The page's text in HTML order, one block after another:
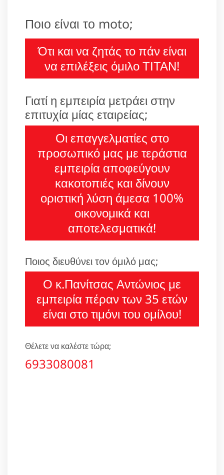
Ποιο είναι το moto;
Ότι και να ζητάς το πάν είναι
να επιλέξεις όμιλο ΤΙΤΑΝ!
Γιατί η εμπειρία μετράει στην
επιτυχία μίας εταιρείας;
Οι επαγγελματίες στο
προσωπικό μας με τεράστια
εμπειρία αποφεύγουν
κακοτοπιές και δίνουν
οριστική λύση άμεσα 100%
οικονομικά και
αποτελεσματικά!
Ποιος διευθύνει τον όμιλό μας;
Ο κ.Πανίτσας Αντώνιος με
εμπειρία πέραν των 35 ετών
είναι στο τιμόνι του ομίλου!
Θέλετε να καλέστε τώρα;
6933080081